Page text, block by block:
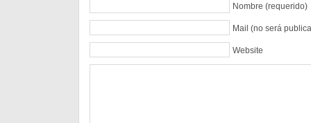
Nombre (requerido)
Mail (no será
Website